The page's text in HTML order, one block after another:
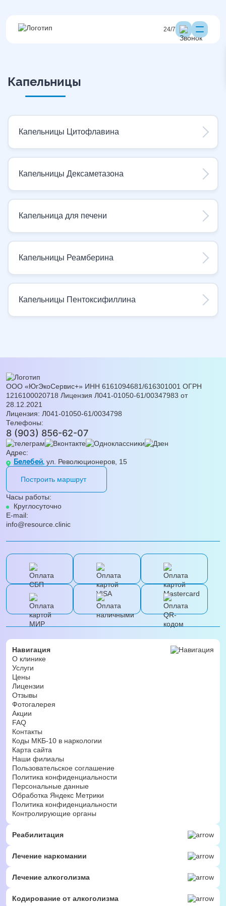
24/7
Капельницы
Капельницы Цитофлавина
Капельницы Дексаметазона
Капельница для печени
Капельницы Реамберина
Капельницы Пентоксифиллина
ООО «ЮгЭкоСервис+» ИНН 6161094681/616301001 ОГРН
1216100020718 Лицензия Л041-01050-61/00347983 от
28.12.2021
Лицензия: Л041-01050-61/0034798
Телефоны:
8 (903) 856-62-07
Адрес:
Белебей, ул. Революционеров, 15
Построить маршрут
Часы работы:
Круглосуточно
E-mail:
info@resource.clinic
Навигация
О клинике
Услуги
Цены
Лицензии
Отзывы
Фотогалерея
Акции
FAQ
Контакты
Коды МКБ-10 в наркологии
Карта сайта
Наши филиалы
Пользовательское соглашение
Политика конфиденциальности
Персональные данные
Обработка Яндекс Метрики
Политика конфиденциальности
Контролирующие органы
Реабилитация
Лечение наркомании
Лечение алкоголизма
Кодирование от алкоголизма